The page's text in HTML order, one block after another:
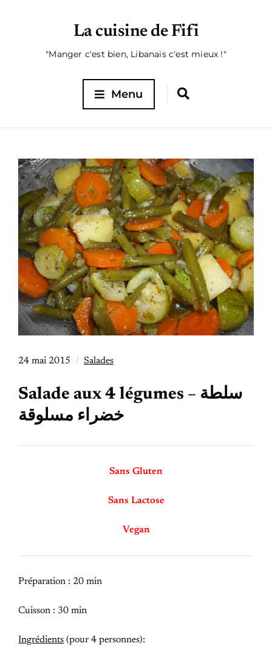
La cuisine de Fifi
"Manger c'est bien, Libanais c'est mieux !"
Menu
24 mai 2015 Salades
Salade aux 4 légumes – سلطة
خضراء مسلوقة
Sans Gluten
Sans Lactose
Vegan
Préparation : 20 min
Cuisson : 30 min
Ingrédients (pour 4 personnes):